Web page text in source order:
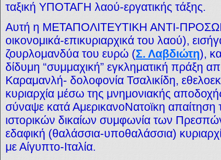
ταξική ΥΠΟΤΑΓΗ λαού-εργατικής τάξης.
Αυτή η ΜΕΤΑΠΟΛΙΤΕΥΤΙΚΗ ΑΝΤΙ-
οικονομικά-επικυριαρχικά του λαού),
ζουρλομανδύα του ευρώ (Σ. Λαβδιώτη),
δίδυμη “συμμαχική” εγκληματική πράξη
Καραμανλή- δολοφονία Τσαλικίδη,
κυριαρχία μέσω της μνημονιακής
σύναψε κατά ΑμερικανοΝατοϊκη απαίτηση
ιστορικών δικαίων συμφωνία των
εδαφική (θαλάσσια-υποθαλάσσια)
με Αίγυπτο-Ιταλία.